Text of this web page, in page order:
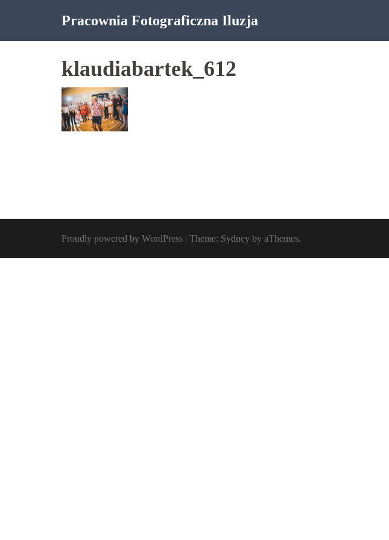
content
Pracownia Fotograficzna Iluzja
klaudiabartek_612
Proudly powered by WordPress | Theme: Sydney by aThemes.